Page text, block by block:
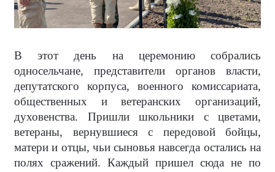
В этот день на церемонию собрались
односельчане, представители органов власти,
депутатского корпуса, военного комиссариата,
общественных и ветеранских организаций,
духовенства. Пришли школьники с цветами,
ветераны, вернувшиеся с передовой бойцы,
матери и отцы, чьи сыновья навсегда остались на
полях сражений. Каждый пришел сюда не по